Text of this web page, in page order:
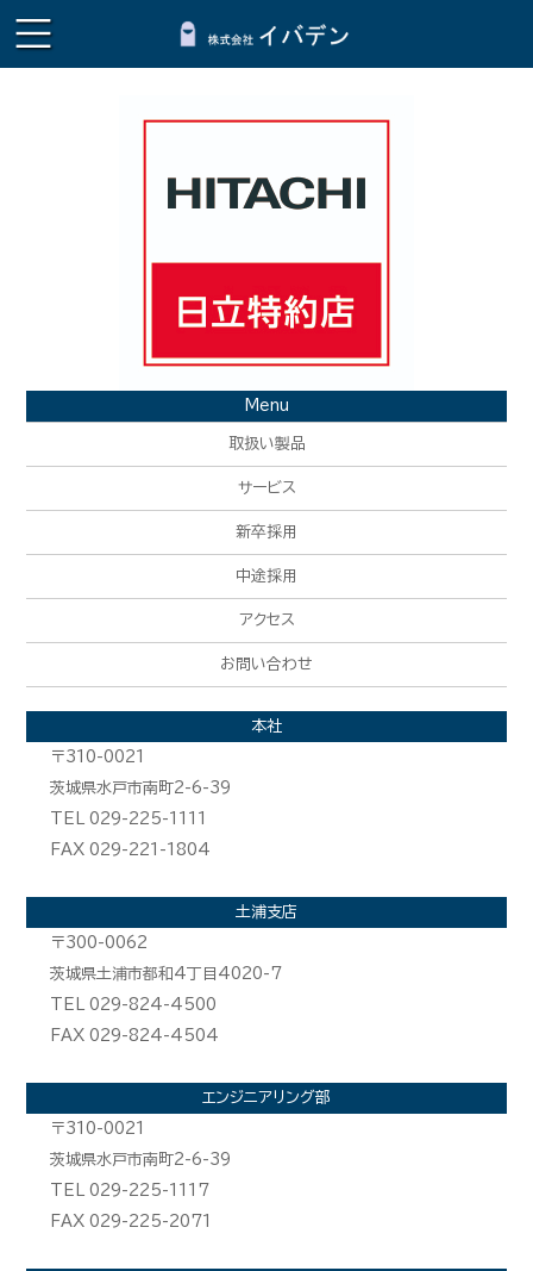
Menu
取扱い製品
サービス
新卒採用
中途採用
アクセス
お問い合わせ
本社
〒310-0021
茨城県水戸市南町2-6-39
TEL 029-225-1111
FAX 029-221-1804
土浦支店
〒300-0062
茨城県土浦市都和4丁目4020-7
TEL 029-824-4500
FAX 029-824-4504
エンジニアリング部
〒310-0021
茨城県水戸市南町2-6-39
TEL 029-225-1117
FAX 029-225-2071